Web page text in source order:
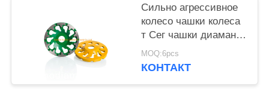
Сильно агрессивное
колесо чашки колеса
т Сег чашки диаманта
конкретное меля
MOQ:6pcs
КОНТАКТ